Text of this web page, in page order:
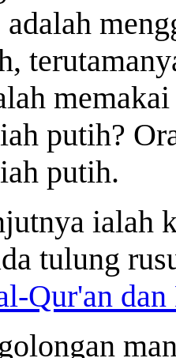
adalah
putih?
putih.
ialah
tulung
Qur'an